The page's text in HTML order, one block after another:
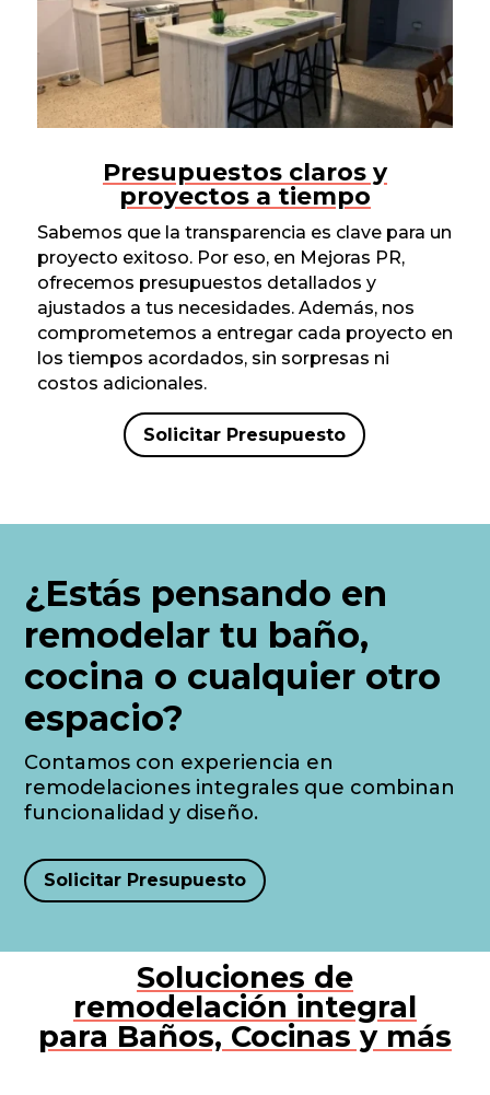
Presupuestos claros y
proyectos a tiempo
Sabemos que la transparencia es clave para un
proyecto exitoso. Por eso, en Mejoras PR,
ofrecemos presupuestos detallados y
ajustados a tus necesidades. Además, nos
comprometemos a entregar cada proyecto en
los tiempos acordados, sin sorpresas ni
costos adicionales.
Solicitar Presupuesto
¿Estás pensando en
remodelar tu baño,
cocina o cualquier otro
espacio?
Contamos con experiencia en
remodelaciones integrales que combinan
funcionalidad y diseño.
Solicitar Presupuesto
Soluciones de
remodelación integral
para Baños, Cocinas y más